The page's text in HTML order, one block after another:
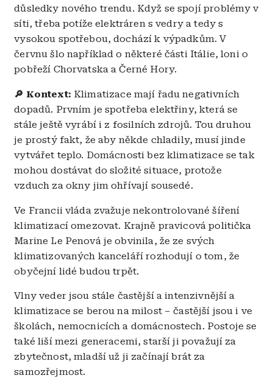
důsledky nového trendu. Když se spojí problémy v
síti, třeba potíže elektráren s vedry a tedy s
vysokou spotřebou, dochází k výpadkům. V
červnu šlo například o některé části Itálie, loni o
pobřeží Chorvatska a Černé Hory.
🔎 Kontext: Klimatizace mají řadu negativních
dopadů. Prvním je spotřeba elektřiny, která se
stále ještě vyrábí i z fosilních zdrojů. Tou druhou
je prostý fakt, že aby někde chladily, musí jinde
vytvářet teplo. Domácnosti bez klimatizace se tak
mohou dostávat do složité situace, protože
vzduch za okny jim ohřívají sousedé.
Ve Francii vláda zvažuje nekontrolované šíření
klimatizací omezovat. Krajně pravicová politička
Marine Le Penová je obvinila, že ze svých
klimatizovaných kanceláří rozhodují o tom, že
obyčejní lidé budou trpět.
Vlny veder jsou stále častější a intenzivnější a
klimatizace se berou na milost – častější jsou i ve
školách, nemocnicích a domácnostech. Postoje se
také liší mezi generacemi, starší ji považují za
zbytečnost, mladší už ji začínají brát za
samozřejmost.